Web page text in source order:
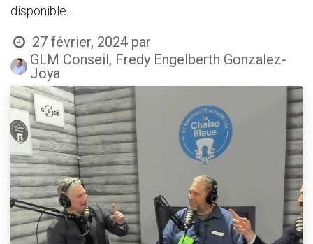
disponible.
27 février, 2024 par
GLM Conseil, Fredy Engelberth Gonzalez-
Joya